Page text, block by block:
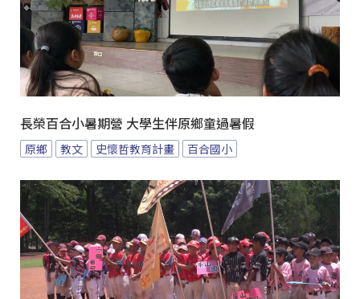
長榮百合小暑期營 大學生伴原鄉童過暑假
原鄉 教文 史懷哲教育計畫 百合國小